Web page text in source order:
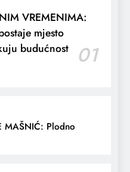
VREMENIMA:
mjesto
budućnost
01
MAŠNIĆ: Plodno